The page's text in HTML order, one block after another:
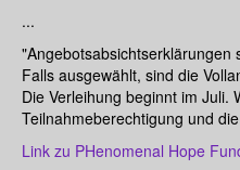
...
"Angebotsabsichtserklärungen
Falls ausgewählt, sind die
Die Verleihung beginnt im Juli.
Teilnahmeberechtigung und
Link zu PHenomenal Hope